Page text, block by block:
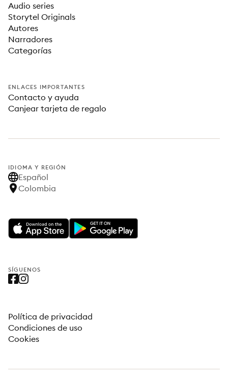
Audio series
Storytel Originals
Autores
Narradores
Categorías
ENLACES IMPORTANTES
Contacto y ayuda
Canjear tarjeta de regalo
IDIOMA Y REGIÓN
Español
Colombia
SÍGUENOS
Política de privacidad
Condiciones de uso
Cookies